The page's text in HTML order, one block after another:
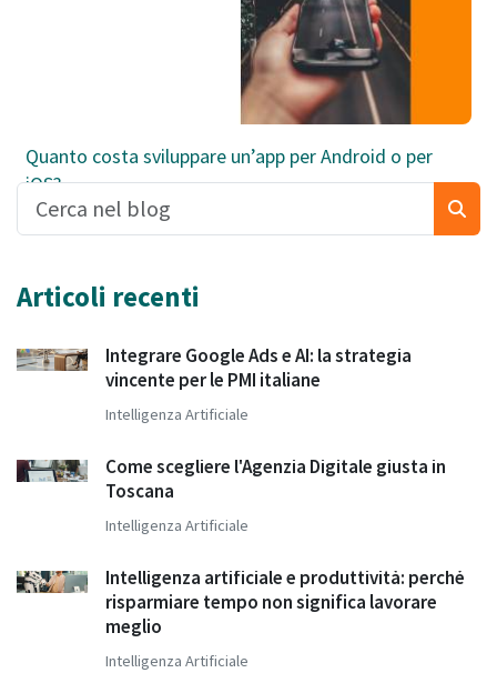
Quanto costa sviluppare un’app per Android o per
iOS?
Articoli recenti
Integrare Google Ads e AI: la strategia
vincente per le PMI italiane
Intelligenza Artificiale
Come scegliere l'Agenzia Digitale giusta in
Toscana
Intelligenza Artificiale
Intelligenza artificiale e produttività: perché
risparmiare tempo non significa lavorare
meglio
Intelligenza Artificiale